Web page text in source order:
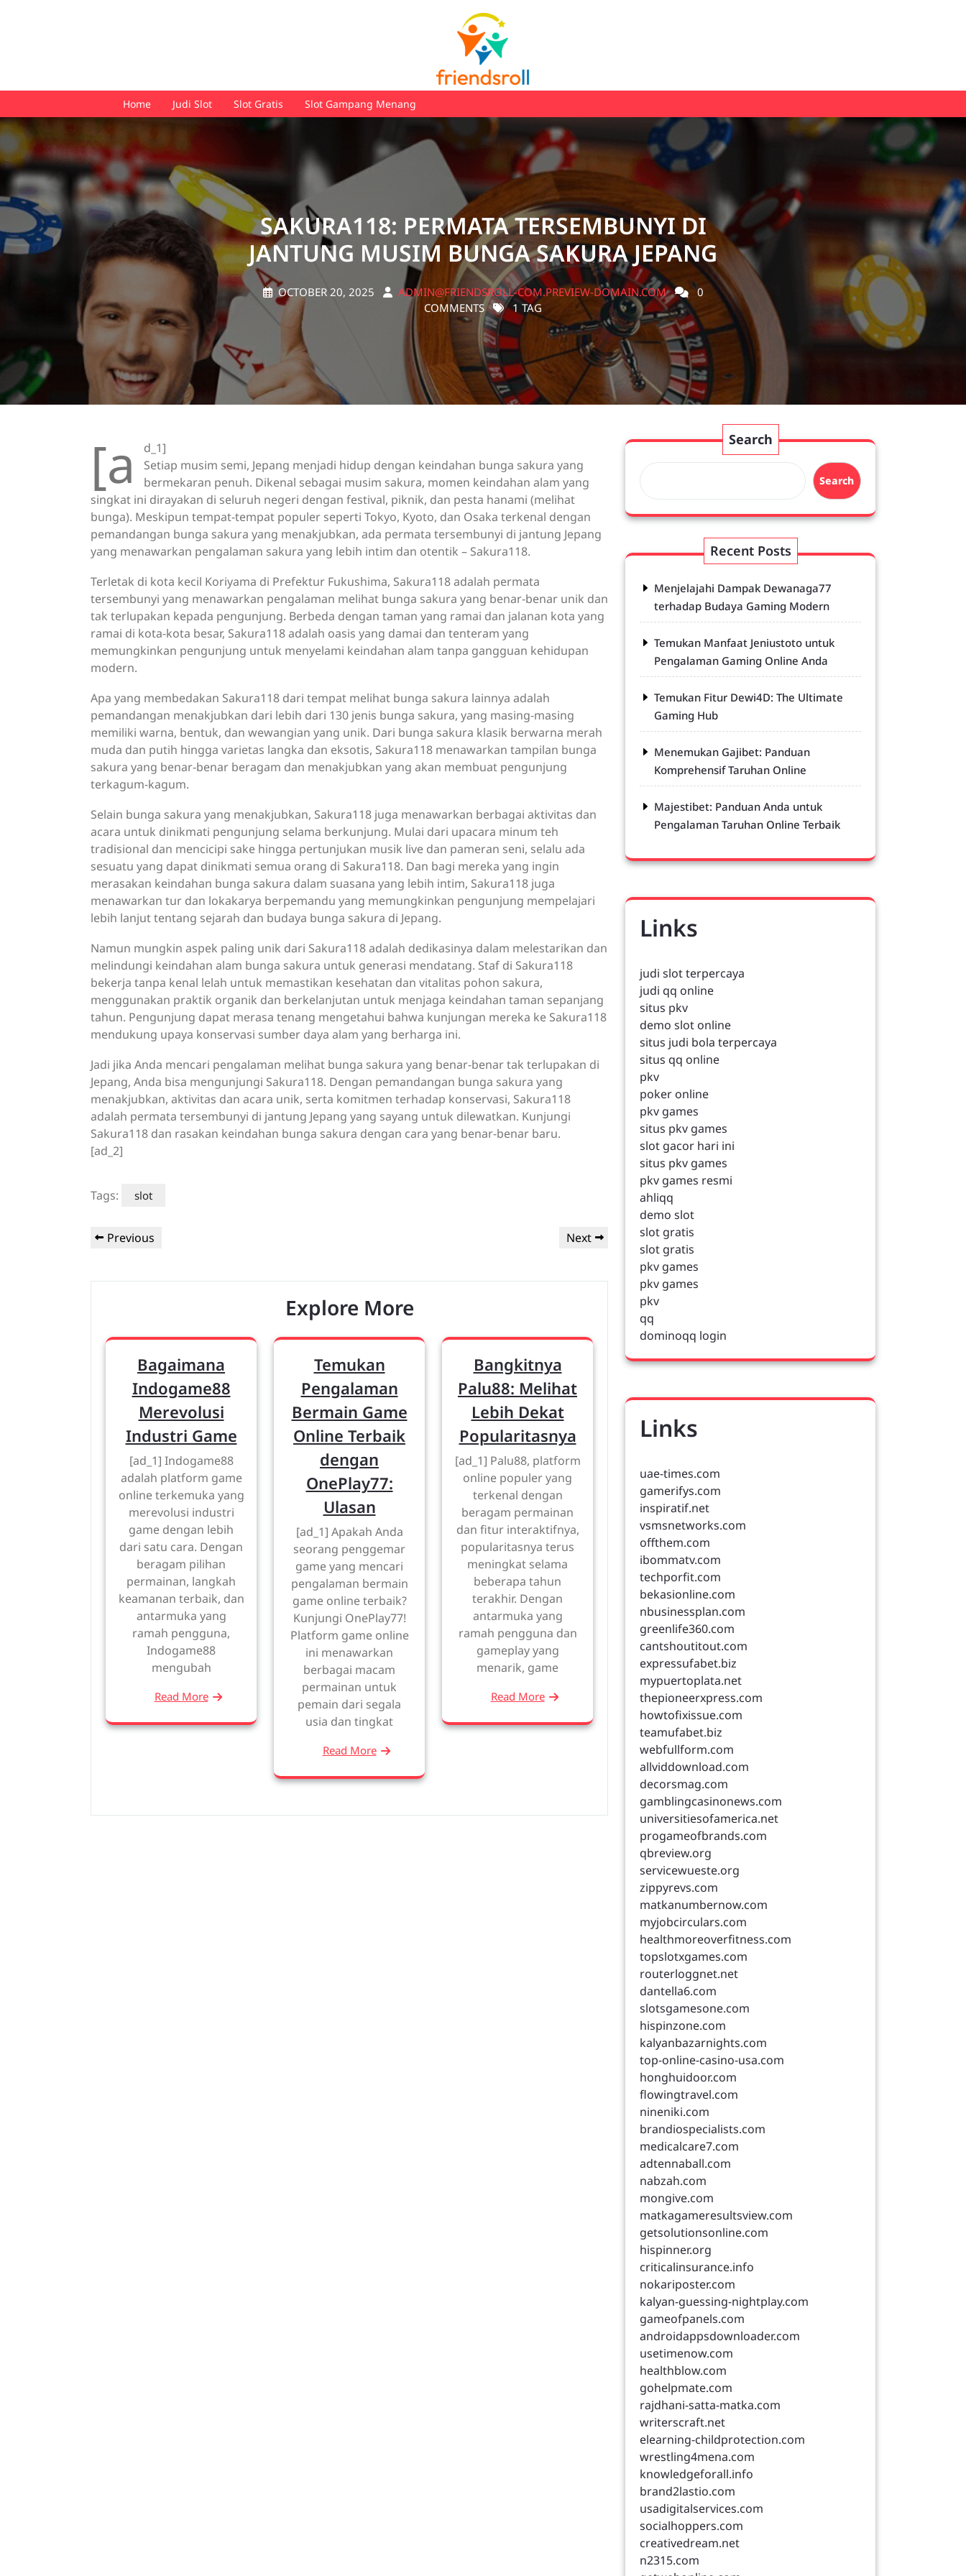
Home Judi Slot Slot Gratis Slot Gampang Menang
SAKURA118: PERMATA TERSEMBUNYI DI
JANTUNG MUSIM BUNGA SAKURA JEPANG
OCTOBER 20, 2025 ADMIN@FRIENDSROLL-COM.PREVIEW-DOMAIN.COM
0
COMMENTS
1 TAG
[a
d_1]
Setiap musim semi, Jepang menjadi hidup dengan keindahan bunga sakura yang
bermekaran penuh. Dikenal sebagai musim sakura, momen keindahan alam yang
singkat ini dirayakan di seluruh negeri dengan festival, piknik, dan pesta hanami (melihat
bunga). Meskipun tempat-tempat populer seperti Tokyo, Kyoto, dan Osaka terkenal dengan
pemandangan bunga sakura yang menakjubkan, ada permata tersembunyi di jantung Jepang
yang menawarkan pengalaman sakura yang lebih intim dan otentik – Sakura118.
Terletak di kota kecil Koriyama di Prefektur Fukushima, Sakura118 adalah permata
tersembunyi yang menawarkan pengalaman melihat bunga sakura yang benar-benar unik dan
tak terlupakan kepada pengunjung. Berbeda dengan taman yang ramai dan jalanan kota yang
ramai di kota-kota besar, Sakura118 adalah oasis yang damai dan tenteram yang
memungkinkan pengunjung untuk menyelami keindahan alam tanpa gangguan kehidupan
modern.
Apa yang membedakan Sakura118 dari tempat melihat bunga sakura lainnya adalah
pemandangan menakjubkan dari lebih dari 130 jenis bunga sakura, yang masing-masing
memiliki warna, bentuk, dan wewangian yang unik. Dari bunga sakura klasik berwarna merah
muda dan putih hingga varietas langka dan eksotis, Sakura118 menawarkan tampilan bunga
sakura yang benar-benar beragam dan menakjubkan yang akan membuat pengunjung
terkagum-kagum.
Selain bunga sakura yang menakjubkan, Sakura118 juga menawarkan berbagai aktivitas dan
acara untuk dinikmati pengunjung selama berkunjung. Mulai dari upacara minum teh
tradisional dan mencicipi sake hingga pertunjukan musik live dan pameran seni, selalu ada
sesuatu yang dapat dinikmati semua orang di Sakura118. Dan bagi mereka yang ingin
merasakan keindahan bunga sakura dalam suasana yang lebih intim, Sakura118 juga
menawarkan tur dan lokakarya berpemandu yang memungkinkan pengunjung mempelajari
lebih lanjut tentang sejarah dan budaya bunga sakura di Jepang.
Namun mungkin aspek paling unik dari Sakura118 adalah dedikasinya dalam melestarikan dan
melindungi keindahan alam bunga sakura untuk generasi mendatang. Staf di Sakura118
bekerja tanpa kenal lelah untuk memastikan kesehatan dan vitalitas pohon sakura,
menggunakan praktik organik dan berkelanjutan untuk menjaga keindahan taman sepanjang
tahun. Pengunjung dapat merasa tenang mengetahui bahwa kunjungan mereka ke Sakura118
mendukung upaya konservasi sumber daya alam yang berharga ini.
Jadi jika Anda mencari pengalaman melihat bunga sakura yang benar-benar tak terlupakan di
Jepang, Anda bisa mengunjungi Sakura118. Dengan pemandangan bunga sakura yang
menakjubkan, aktivitas dan acara unik, serta komitmen terhadap konservasi, Sakura118
adalah permata tersembunyi di jantung Jepang yang sayang untuk dilewatkan. Kunjungi
Sakura118 dan rasakan keindahan bunga sakura dengan cara yang benar-benar baru.
[ad_2]
Tags: slot
Post
Previous
Previous
Next
Next
Explore More
Bagaimana
Indogame88
Merevolusi
Industri Game
[ad_1] Indogame88
adalah platform game
online terkemuka yang
merevolusi industri
game dengan lebih
dari satu cara. Dengan
beragam pilihan
permainan, langkah
keamanan terbaik, dan
antarmuka yang
ramah pengguna,
Indogame88
mengubah
Read More
Temukan
Pengalaman
Bermain Game
Online Terbaik
dengan
OnePlay77:
Ulasan
[ad_1] Apakah Anda
seorang penggemar
game yang mencari
pengalaman bermain
game online terbaik?
Kunjungi OnePlay77!
Platform game online
ini menawarkan
berbagai macam
permainan untuk
pemain dari segala
usia dan tingkat
Read More
Bangkitnya
Palu88: Melihat
Lebih Dekat
Popularitasnya
[ad_1] Palu88, platform
online populer yang
terkenal dengan
beragam permainan
dan fitur interaktifnya,
popularitasnya terus
meningkat selama
beberapa tahun
terakhir. Dengan
antarmuka yang
ramah pengguna dan
gameplay yang
menarik, game
Read More
Search
Search
Recent Posts
Menjelajahi Dampak Dewanaga77
terhadap Budaya Gaming Modern
Temukan Manfaat Jeniustoto untuk
Pengalaman Gaming Online Anda
Temukan Fitur Dewi4D: The Ultimate
Gaming Hub
Menemukan Gajibet: Panduan
Komprehensif Taruhan Online
Majestibet: Panduan Anda untuk
Pengalaman Taruhan Online Terbaik
Links
judi slot terpercaya
judi qq online
situs pkv
demo slot online
situs judi bola terpercaya
situs qq online
pkv
poker online
pkv games
situs pkv games
slot gacor hari ini
situs pkv games
pkv games resmi
ahliqq
demo slot
slot gratis
slot gratis
pkv games
pkv games
pkv
qq
dominoqq login
Links
uae-times.com
gamerifys.com
inspiratif.net
vsmsnetworks.com
offthem.com
ibommatv.com
techporfit.com
bekasionline.com
nbusinessplan.com
greenlife360.com
cantshoutitout.com
expressufabet.biz
mypuertoplata.net
thepioneerxpress.com
howtofixissue.com
teamufabet.biz
webfullform.com
allviddownload.com
decorsmag.com
gamblingcasinonews.com
universitiesofamerica.net
progameofbrands.com
qbreview.org
servicewueste.org
zippyrevs.com
matkanumbernow.com
myjobcirculars.com
healthmoreoverfitness.com
topslotxgames.com
routerloggnet.net
dantella6.com
slotsgamesone.com
hispinzone.com
kalyanbazarnights.com
top-online-casino-usa.com
honghuidoor.com
flowingtravel.com
nineniki.com
brandiospecialists.com
medicalcare7.com
adtennaball.com
nabzah.com
mongive.com
matkagameresultsview.com
getsolutionsonline.com
hispinner.org
criticalinsurance.info
nokariposter.com
kalyan-guessing-nightplay.com
gameofpanels.com
androidappsdownloader.com
usetimenow.com
healthblow.com
gohelpmate.com
rajdhani-satta-matka.com
writerscraft.net
elearning-childprotection.com
wrestling4mena.com
knowledgeforall.info
brand2lastio.com
usadigitalservices.com
socialhoppers.com
creativedream.net
n2315.com